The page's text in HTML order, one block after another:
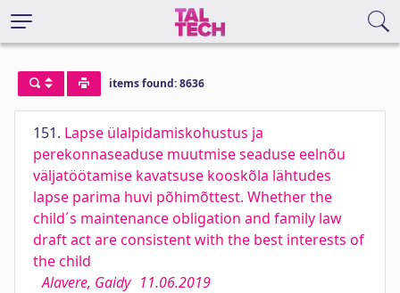
items found: 8636
151. Lapse ülalpidamiskohustus ja
perekonnaseaduse muutmise seaduse eelnõu
väljatöötamise kavatsuse kooskõla lähtudes
lapse parima huvi põhimõttest. Whether the
child´s maintenance obligation and family law
draft act are consistent with the best interests of
the child
Alavere, Gaidy 11.06.2019